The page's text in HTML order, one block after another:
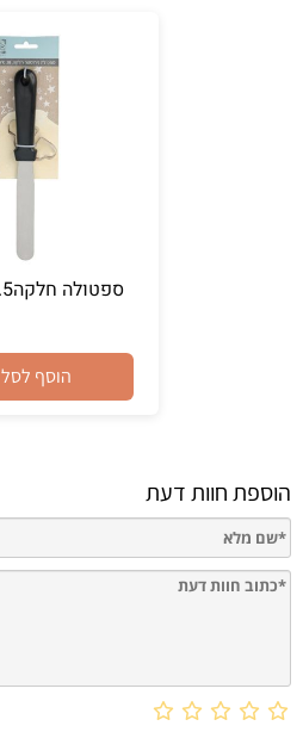
ספטולה חלקה42.5 סמ
הוסף לסל
הוספת חוות דעת